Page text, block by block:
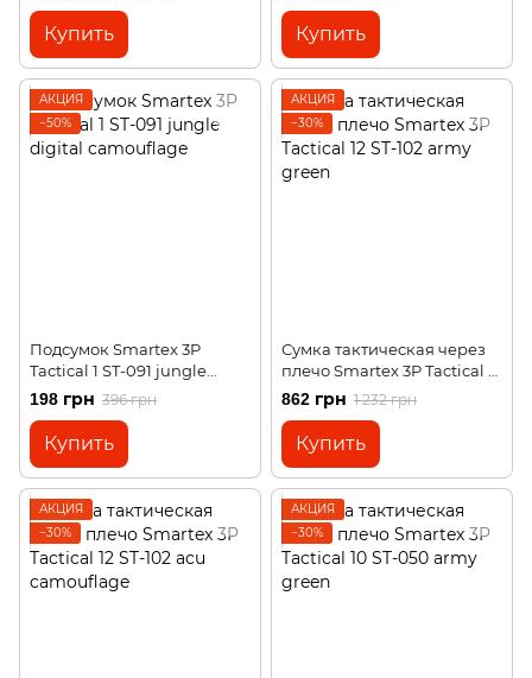
Купить Купить
АКЦИЯ
−50%
Подсумок Smartex 3P
Tactical 1 ST-091 jungle
digital camouflage
198 грн 396 грн
Купить
АКЦИЯ
−30%
Сумка тактическая через
плечо Smartex 3P Tactical 12
ST-102 army green
862 грн 1 232 грн
Купить
АКЦИЯ
−30%
АКЦИЯ
−30%